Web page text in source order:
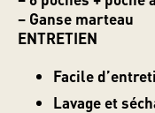
– Ganse marteau
ENTRETIEN
Facile
Lavage et